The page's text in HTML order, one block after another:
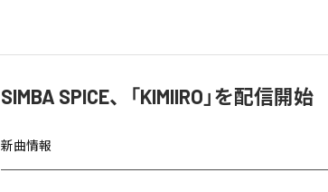
SIMBA SPICE、「KIMIIRO」を配信開始
新曲情報